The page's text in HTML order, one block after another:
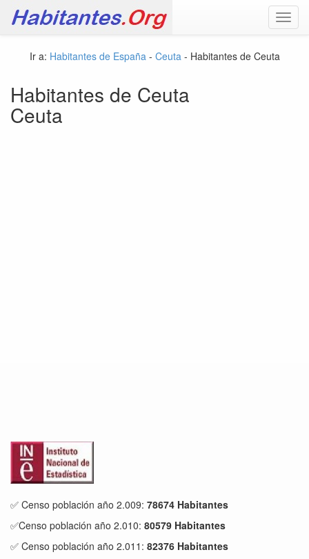
Ir a: Habitantes de España - Ceuta- Habitantes de Ceuta
Habitantes de Ceuta
Ceuta
✅ Censo población año 2.009: 78674 Habitantes
✅Censo población año 2.010: 80579 Habitantes
✅ Censo población año 2.011: 82376 Habitantes